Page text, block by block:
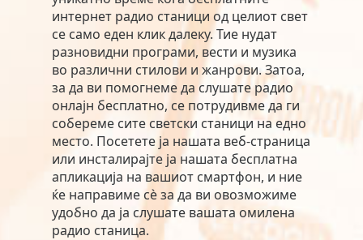
интернет радио станици од целиот свет
се само еден клик далеку. Тие нудат
разновидни програми, вести и музика
во различни стилови и жанрови. Затоа,
за да ви помогнеме да слушате радио
онлајн бесплатно, се потрудивме да ги
собереме сите светски станици на едно
место. Посетете ја нашата веб-страница
или инсталирајте ја нашата бесплатна
апликација на вашиот смартфон, и ние
ќе направиме сè за да ви овозможиме
удобно да ја слушате вашата омилена
радио станица.